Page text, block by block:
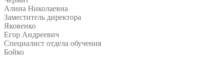
Алина Николаевна
Заместитель директора
Яковенко
Егор Андреевич
Специалист отдела обучения
Бойко